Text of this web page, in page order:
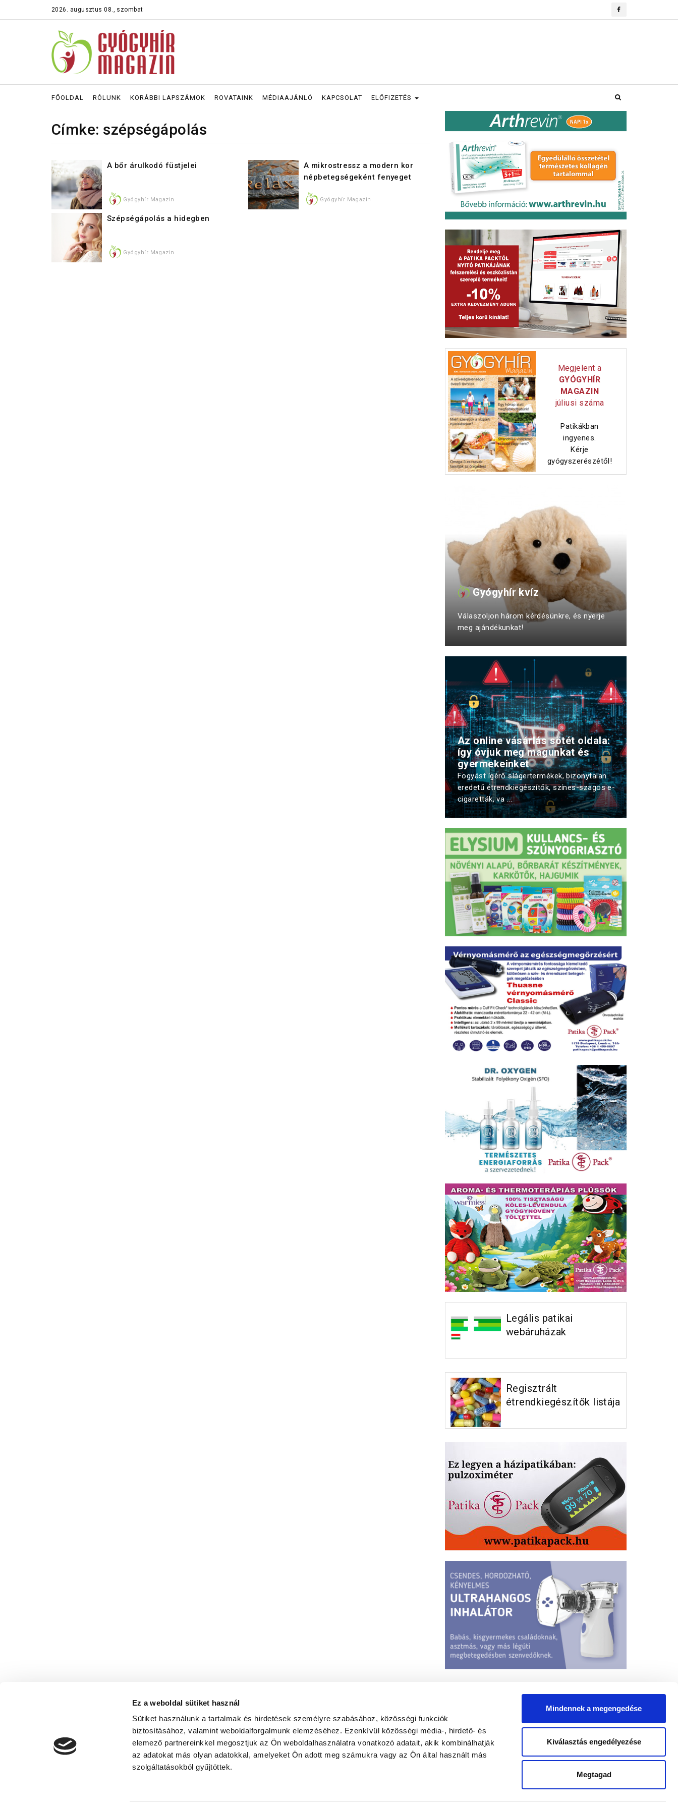
Ez a weboldal sütiket használ
Sütiket használunk a tartalmak és hirdetések személyre szabásához, közösségi funkciók
biztosításához, valamint weboldalforgalmunk elemzéséhez. Ezenkívül közösségi média-, hirdető- és
elemező partnereinkkel megosztjuk az Ön weboldalhasználatra vonatkozó adatait, akik kombinálhatják
az adatokat más olyan adatokkal, amelyeket Ön adott meg számukra vagy az Ön által használt más
szolgáltatásokból gyűjtöttek.
Mindennek a megengedése
Kiválasztás engedélyezése
Megtagad
2026. augusztus 08., szombat
FŐOLDAL RÓLUNK KORÁBBI LAPSZÁMOK ROVATAINK MÉDIAAJÁNLÓ KAPCSOLAT ELŐFIZETÉS
Címke: szépségápolás
A bőr árulkodó füstjelei
Gyógyhír Magazin
A mikrostressz a modern kor
népbetegségeként fenyeget
Gyógyhír Magazin
Szépségápolás a hidegben
Gyógyhír Magazin
Megjelent a
GYÓGYHÍR
MAGAZIN
júliusi száma
Patikákban
ingyenes.
Kérje
gyógyszerészétől!
Gyógyhír kvíz
Válaszoljon három kérdésünkre, és nyerje
meg ajándékunkat!
Az online vásárlás sötét oldala:
így óvjuk meg magunkat és
gyermekeinket
Fogyást ígérő slágertermékek, bizonytalan
eredetű étrendkiegészítők, színes-szagos e-
cigaretták, va ...
Legális patikai
webáruházak
Regisztrált
étrendkiegészítők listája
Adatvédelmi nyilatkozat| Gyógypedagógus állások